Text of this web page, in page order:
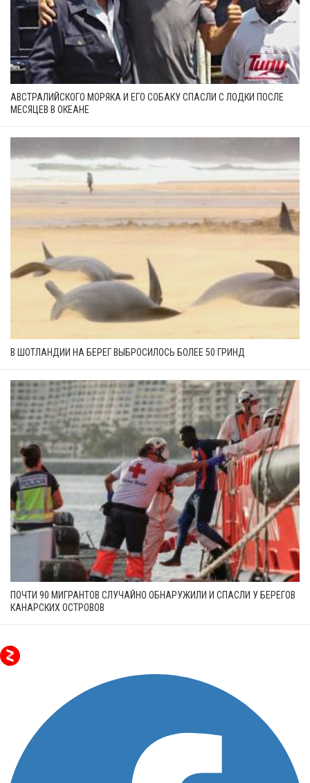
АВСТРАЛИЙСКОГО МОРЯКА И ЕГО СОБАКУ СПАСЛИ С ЛОДКИ ПОСЛЕ
МЕСЯЦЕВ В ОКЕАНЕ
В ШОТЛАНДИИ НА БЕРЕГ ВЫБРОСИЛОСЬ БОЛЕЕ 50 ГРИНД
ПОЧТИ 90 МИГРАНТОВ СЛУЧАЙНО ОБНАРУЖИЛИ И СПАСЛИ У БЕРЕГОВ
КАНАРСКИХ ОСТРОВОВ